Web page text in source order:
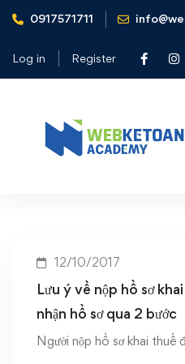
0917571711
Log in Register
Home
bước
điện tử – xác
12/10/2017
Lưu ý về nộp hồ sơ
nhận hồ sơ qua 2 bước
Người nộp hồ sơ khai thuế